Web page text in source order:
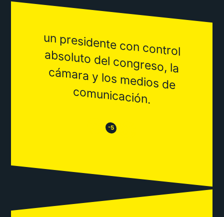
un presidente con control
absoluto del congreso, la
cám
ara y los m
edios de
com
unicación.
😒 -5 😂